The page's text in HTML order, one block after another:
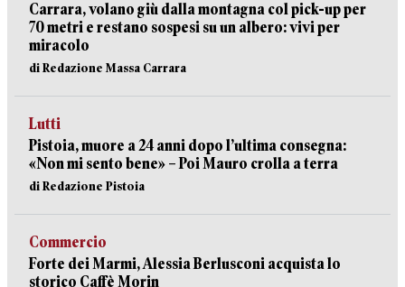
Carrara, volano giù dalla montagna col pick-up per
70 metri e restano sospesi su un albero: vivi per
miracolo
di Redazione Massa Carrara
Lutti
Pistoia, muore a 24 anni dopo l’ultima consegna:
«Non mi sento bene» – Poi Mauro crolla a terra
di Redazione Pistoia
Commercio
Forte dei Marmi, Alessia Berlusconi acquista lo
storico Caffè Morin